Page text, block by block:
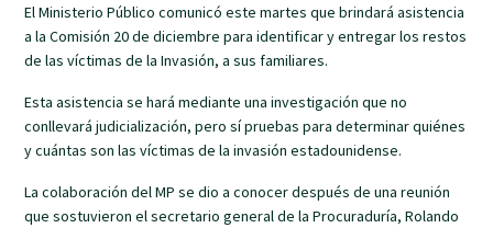
El Ministerio Público comunicó este martes que brindará asistencia
a la Comisión 20 de diciembre para identificar y entregar los restos
de las víctimas de la Invasión, a sus familiares.
Esta asistencia se hará mediante una investigación que no
conllevará judicialización, pero sí pruebas para determinar quiénes
y cuántas son las víctimas de la invasión estadounidense.
La colaboración del MP se dio a conocer después de una reunión
que sostuvieron el secretario general de la Procuraduría, Rolando